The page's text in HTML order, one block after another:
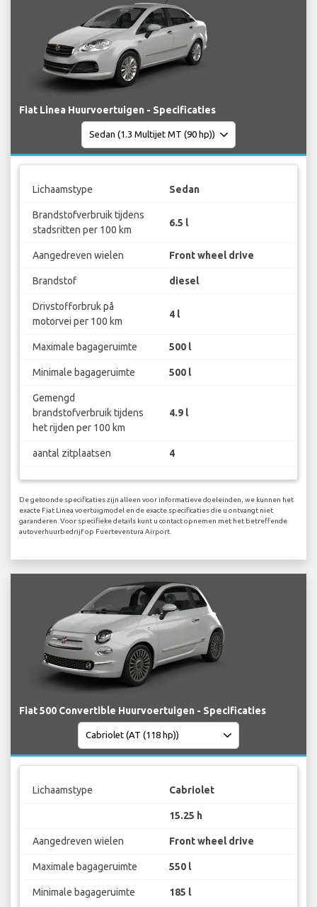
Fiat Linea Huurvoertuigen - Specificaties
Lichaamstype Sedan
Brandstofverbruik tijdens
stadsritten per 100 km
6.5 l
Aangedreven wielen Front wheel drive
Brandstof diesel
Drivstofforbruk på
motorvei per 100 km
4 l
Maximale bagageruimte 500 l
Minimale bagageruimte 500 l
Gemengd
brandstofverbruik tijdens
het rijden per 100 km
4.9 l
aantal zitplaatsen 4
De getoonde specificaties zijn alleen voor informatieve doeleinden, we kunnen het
exacte Fiat Linea voertuigmodel en de exacte specificaties die u ontvangt niet
garanderen. Voor specifieke details kunt u contact opnemen met het betreffende
autoverhuurbedrijf op Fuerteventura Airport.
Fiat 500 Convertible Huurvoertuigen - Specificaties
Lichaamstype Cabriolet
15.25 h
Aangedreven wielen Front wheel drive
Maximale bagageruimte 550 l
Minimale bagageruimte 185 l